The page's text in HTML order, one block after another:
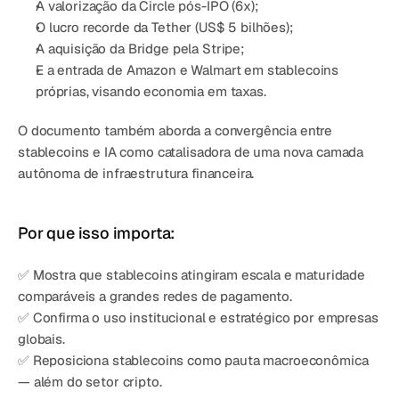
A valorização da Circle pós-IPO (6x);
O lucro recorde da Tether (US$ 5 bilhões);
A aquisição da Bridge pela Stripe;
E a entrada de Amazon e Walmart em stablecoins
próprias, visando economia em taxas.
O documento também aborda a convergência entre
stablecoins e IA como catalisadora de uma nova camada
autônoma de infraestrutura financeira.
Por que isso importa:
✅ Mostra que stablecoins atingiram escala e maturidade
comparáveis a grandes redes de pagamento.
✅ Confirma o uso institucional e estratégico por empresas
globais.
✅ Reposiciona stablecoins como pauta macroeconômica
— além do setor cripto.